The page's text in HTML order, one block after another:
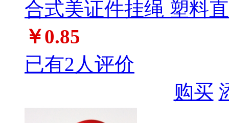
合式美证件挂绳 塑料
￥0.85
已有2人评价
购买